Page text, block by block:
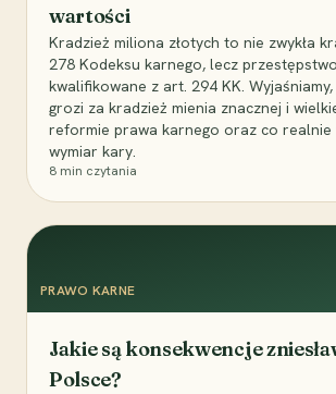
wartości
Kradzież miliona złotych to nie zwykła
278 Kodeksu karnego, lecz przestępstwo
kwalifikowane z art. 294 KK.
grozi za kradzież mienia znacznej i
reformie prawa karnego oraz co realnie
wymiar kary.
8 min czytania
PRAWO KARNE
Jakie są konsekwencje
Polsce?